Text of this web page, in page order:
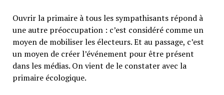
Ouvrir la primaire à tous les sympathisants répond à
une autre préoccupation : c’est considéré comme un
moyen de mobiliser les électeurs. Et au passage, c’est
un moyen de créer l’événement pour être présent
dans les médias. On vient de le constater avec la
primaire écologique.